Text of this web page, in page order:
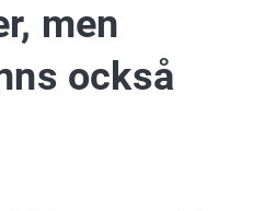
men
också